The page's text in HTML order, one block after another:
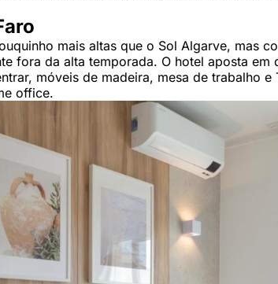
mais altas que o Sol Algarve, mas
fora da alta temporada. O hotel aposta em
móveis de madeira, mesa de trabalho
office.